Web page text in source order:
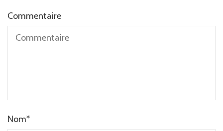
Commentaire
Nom*